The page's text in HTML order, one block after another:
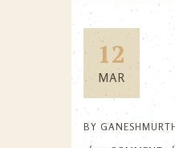
12
MAR
BY